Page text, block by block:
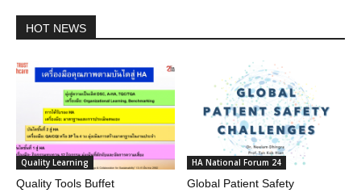
HOT NEWS
Quality Learning
Quality Tools Buffet
HA National Forum 24
Global Patient Safety